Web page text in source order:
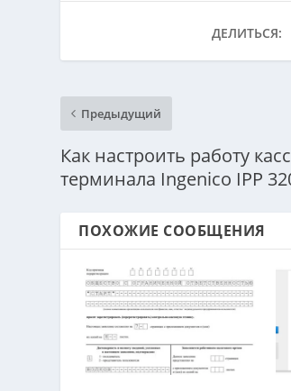
ДЕЛИТЬСЯ:
Предыдущий
Как настроить работу
терминала Ingenico IPP
ПОХОЖИЕ СООБЩЕНИЯ